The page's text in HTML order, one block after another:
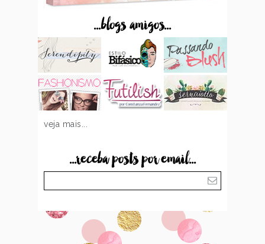
...blogs amigos...
veja mais...
...receba posts por email...